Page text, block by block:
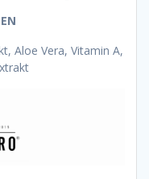
Aloe Vera, Vitamin A,